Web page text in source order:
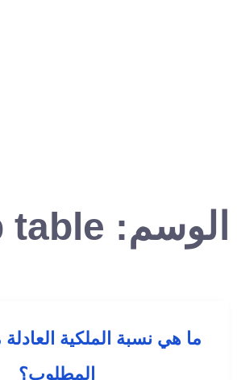
الوسم: table
ما هي نسبة الملكية العادلة
المطلوب؟